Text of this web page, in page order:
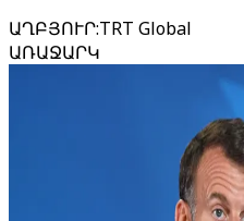
ԱՂԲՅՈՒՐ:TRT Global
ԱՌԱՋԱՐԿ